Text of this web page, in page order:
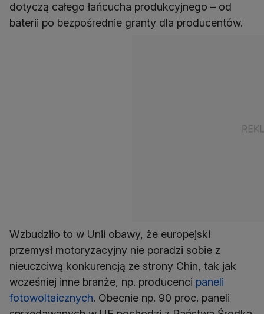
dotyczą całego łańcucha produkcyjnego – od
baterii po bezpośrednie granty dla producentów.
Wzbudziło to w Unii obawy, że europejski
przemysł motoryzacyjny nie poradzi sobie z
nieuczciwą konkurencją ze strony Chin, tak jak
wcześniej inne branże, np. producenci paneli
fotowoltaicznych. Obecnie np. 90 proc. paneli